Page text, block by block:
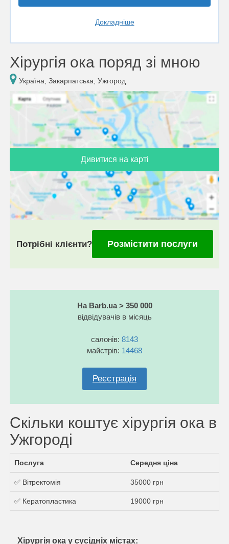
Докладніше
Хірургія ока поряд зі мною
Україна, Закарпатська, Ужгород
Дивитися на карті
Потрібні клієнти? Розмістити послуги
На Barb.ua > 350 000
відвідувачів в місяць
салонів: 8143
майстрів: 14468
Реєстрація
Скільки коштує хірургія ока в
Ужгороді
Послуга Середня ціна
✅ Вітректомія 35000 грн
✅ Кератопластика 19000 грн
Хірургія ока у сусідніх містах: